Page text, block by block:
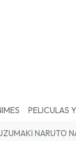
PELICULAS
NARUTO